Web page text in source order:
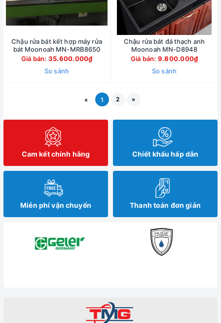
Chậu rửa bát kết hợp máy rửa
bát Moonoah MN-MRB8650
Giá bán: 35.600.000₫
So sánh
Chậu rửa bát đá thạch anh
Moonoah MN-D8948
Giá bán: 9.800.000₫
So sánh
« 1 2 »
Cam kết chính hãng Chiết khấu hấp dẫn
Miễn phí vận chuyển Thanh toán đơn giản